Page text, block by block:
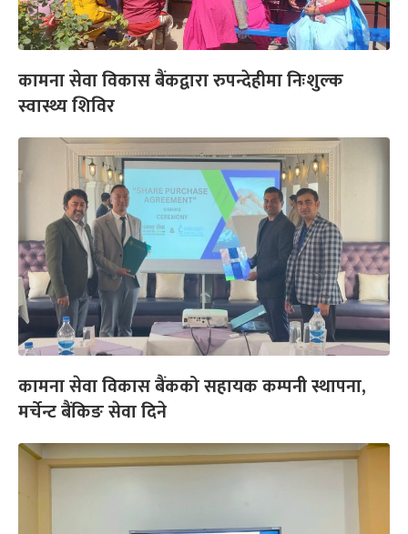
कामना सेवा विकास बैंकद्वारा रुपन्देहीमा निःशुल्क
स्वास्थ्य शिविर
कामना सेवा विकास बैंकको सहायक कम्पनी स्थापना,
मर्चेन्ट बैंकिङ सेवा दिने